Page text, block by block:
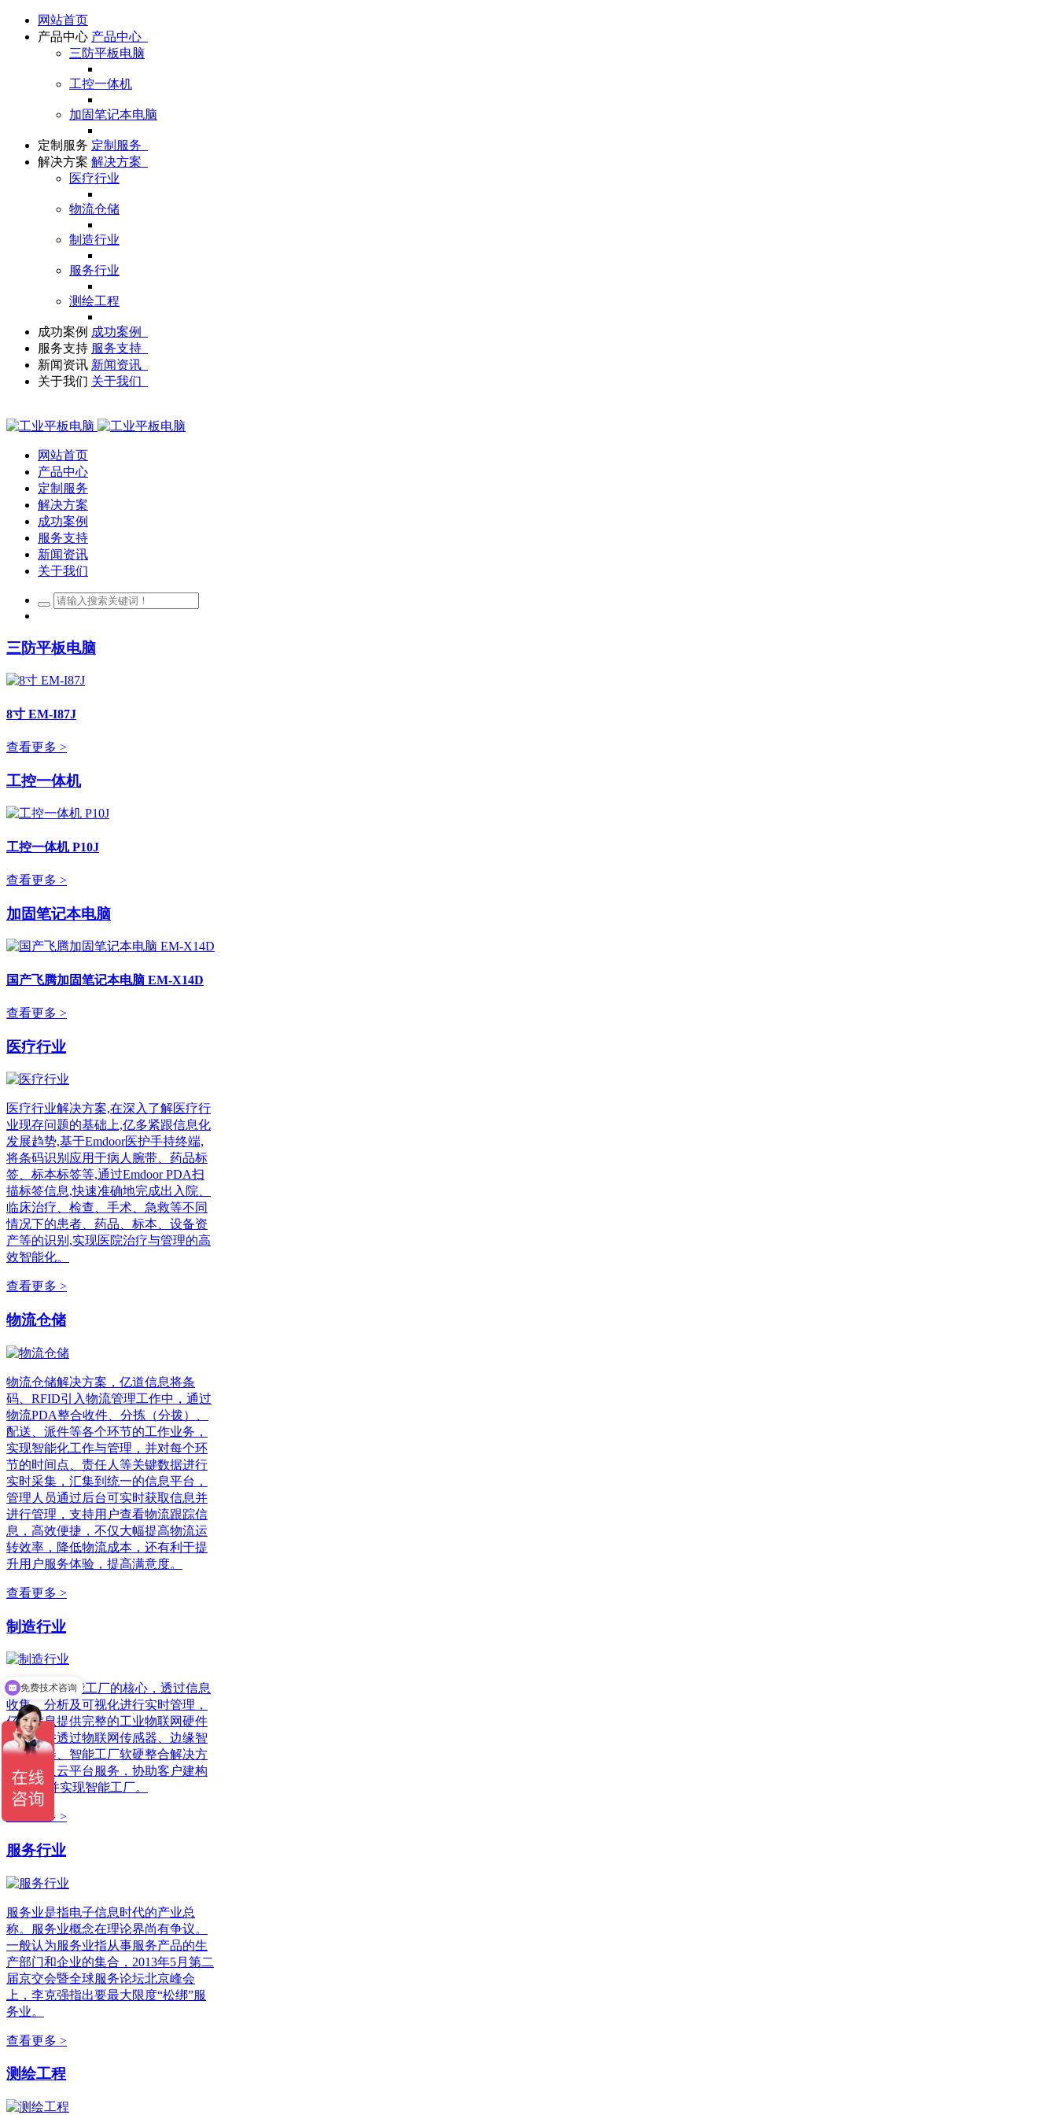
网站首页
产品中心 产品中心
三防平板电脑
工控一体机
加固笔记本电脑
定制服务 定制服务
解决方案 解决方案
医疗行业
物流仓储
制造行业
服务行业
测绘工程
成功案例 成功案例
服务支持 服务支持
新闻资讯 新闻资讯
关于我们 关于我们
网站首页
产品中心
定制服务
解决方案
成功案例
服务支持
新闻资讯
关于我们
三防平板电脑
8寸 EM-I87J
查看更多 >
工控一体机
工控一体机 P10J
查看更多 >
加固笔记本电脑
国产飞腾加固笔记本电脑 EM-X14D
查看更多 >
医疗行业
医疗行业解决方案,在深入了解医疗行
业现存问题的基础上,亿多紧跟信息化
发展趋势,基于Emdoor医护手持终端,
将条码识别应用于病人腕带、药品标
签、标本标签等,通过Emdoor PDA扫
描标签信息,快速准确地完成出入院、
临床治疗、检查、手术、急救等不同
情况下的患者、药品、标本、设备资
产等的识别,实现医院治疗与管理的高
效智能化。
查看更多 >
物流仓储
物流仓储解决方案，亿道信息将条
码、RFID引入物流管理工作中，通过
物流PDA整合收件、分拣（分拨）、
配送、派件等各个环节的工作业务，
实现智能化工作与管理，并对每个环
节的时间点、责任人等关键数据进行
实时采集，汇集到统一的信息平台，
管理人员通过后台可实时获取信息并
进行管理，支持用户查看物流跟踪信
息，高效便捷，不仅大幅提高物流运
转效率，降低物流成本，还有利于提
升用户服务体验，提高满意度。
查看更多 >
制造行业
工业4.0是智能工厂的核心，透过信息
收集、分析及可视化进行实时管理，
亿道信息提供完整的工业物联网硬件
架构，并透过物联网传感器、边缘智
能服务器、智能工厂软硬整合解决方
案、以及云平台服务，协助客户建构
工业4.0并实现智能工厂。
查看更多 >
服务行业
服务业是指电子信息时代的产业总
称。服务业概念在理论界尚有争议。
一般认为服务业指从事服务产品的生
产部门和企业的集合，2013年5月第二
届京交会暨全球服务论坛北京峰会
上，李克强指出要最大限度“松绑”服
务业。
查看更多 >
测绘工程
免费技术咨询
免费报价